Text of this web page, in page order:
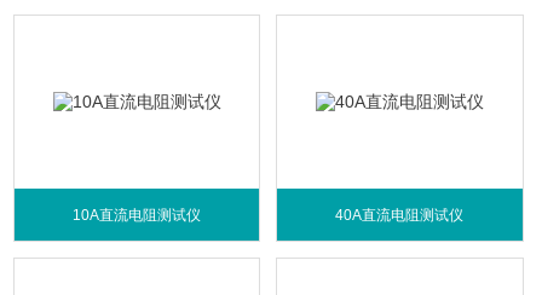
10A直流电阻测试仪 40A直流电阻测试仪